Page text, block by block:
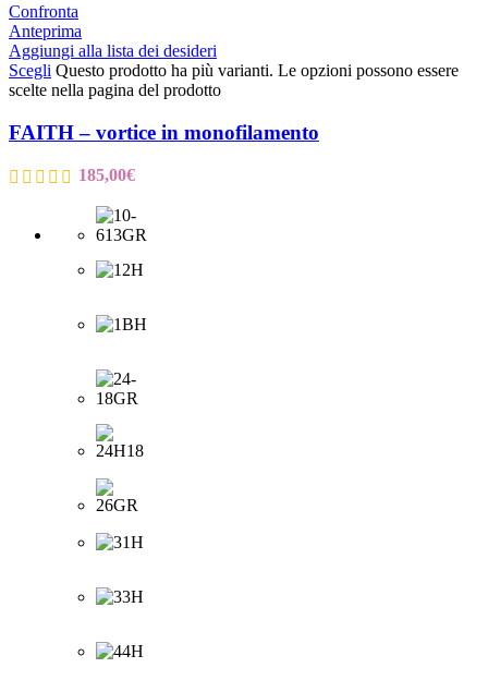
Confronta
Anteprima
Aggiungi alla lista dei desideri
Scegli Questo prodotto ha più varianti. Le opzioni possono essere
scelte nella pagina del prodotto
FAITH – vortice in monofilamento
185,00€